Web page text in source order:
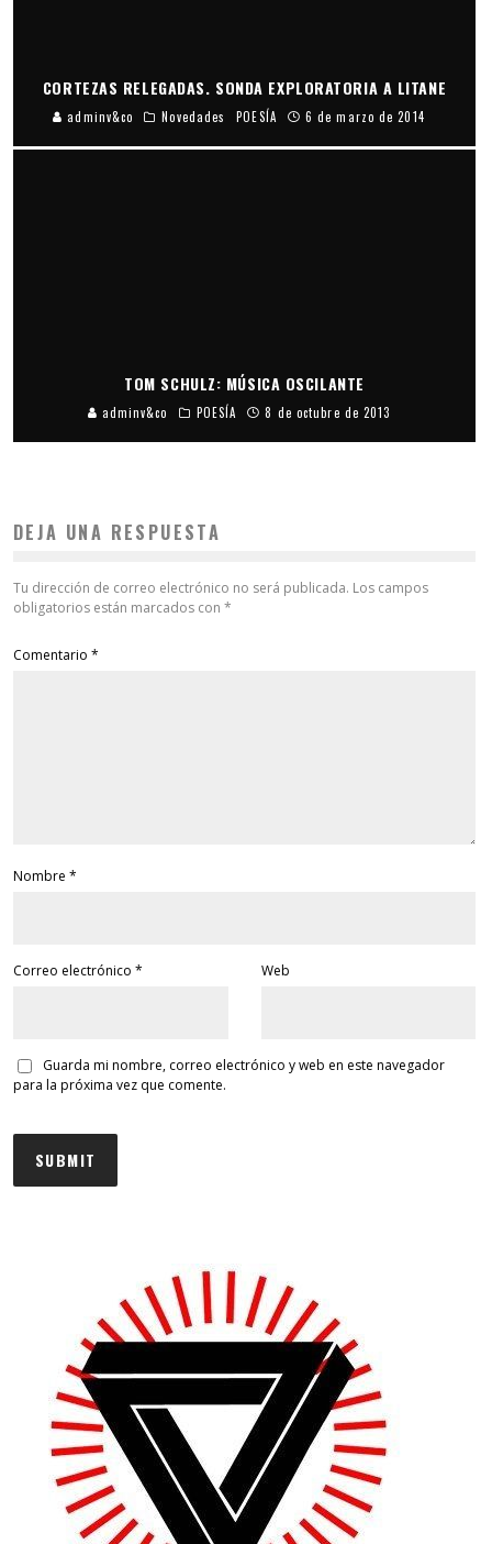
CORTEZAS RELEGADAS. SONDA EXPLORATORIA A LITANE
adminv&co Novedades POESÍA 6 de marzo de 2014
TOM SCHULZ: MÚSICA OSCILANTE
adminv&co POESÍA 8 de octubre de 2013
DEJA UNA RESPUESTA
Tu dirección de correo electrónico no será publicada. Los campos
obligatorios están marcados con *
Comentario *
Nombre *
Correo electrónico * Web
Guarda mi nombre, correo electrónico y web en este navegador
para la próxima vez que comente.